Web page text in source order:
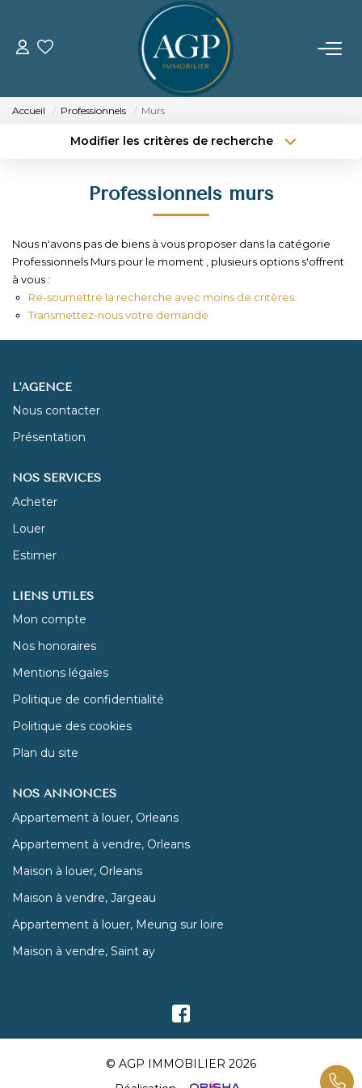
ACHETER
Nos Biens Vendus
LOUER
GERER
Accueil Professionnels Murs
Modifier les critères de recherche
Budget max Plus de critères
Professionnels murs
Nous n'avons pas de biens à vous proposer dans la catégorie
Professionnels Murs pour le moment , plusieurs options s'offrent
à vous :
Re-soumettre la recherche avec moins de critères.
Transmettez-nous votre demande
L'AGENCE
Nous contacter
Présentation
NOS SERVICES
Acheter
Louer
Estimer
LIENS UTILES
Mon compte
Nos honoraires
Mentions légales
Politique de confidentialité
Politique des cookies
Plan du site
NOS ANNONCES
Appartement à louer, Orleans
Appartement à vendre, Orleans
Maison à louer, Orleans
Maison à vendre, Jargeau
Appartement à louer, Meung sur loire
Maison à vendre, Saint ay
© AGP IMMOBILIER 2026